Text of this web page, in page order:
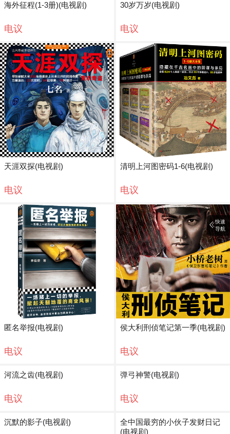
海外征程(1-3册)(电视剧)
电议
30岁万岁(电视剧)
电议
天涯双探(电视剧)
电议
清明上河图密码1-6(电视剧)
电议
匿名举报(电视剧)
电议
侯大利刑侦笔记第一季(电视剧)
电议
河流之齿(电视剧)
电议
弹弓神警(电视剧)
电议
沉默的影子(电视剧)
全中国最穷的小伙子发财日记
(电视剧)
快速
导航